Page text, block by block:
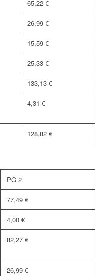
65,22 €
26,99 €
15,59 €
25,33 €
133,13 €
4,31 €
128,82 €
PG 2
77,49 €
4,00 €
82,27 €
26,99 €